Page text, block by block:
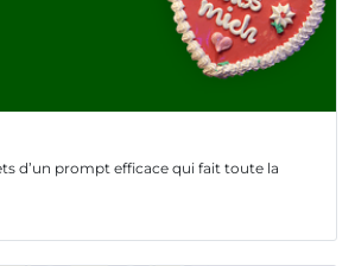
d’un prompt efficace qui fait toute la